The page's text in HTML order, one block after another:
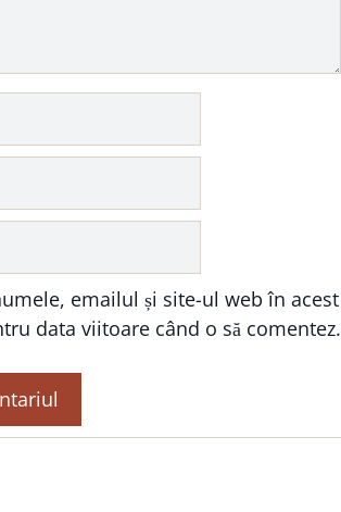
emailul și site-ul web în acest
data viitoare când o să comentez.